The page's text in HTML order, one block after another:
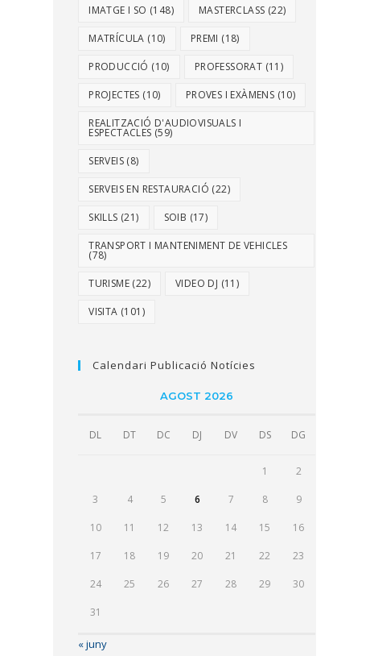
IMATGE I SO (148) MASTERCLASS (22)
MATRÍCULA (10) PREMI (18)
PRODUCCIÓ (10) PROFESSORAT (11)
PROJECTES (10) PROVES I EXÀMENS (10)
REALITZACIÓ D'AUDIOVISUALS I
ESPECTACLES (59)
SERVEIS (8)
SERVEIS EN RESTAURACIÓ (22)
SKILLS (21) SOIB (17)
TRANSPORT I MANTENIMENT DE VEHICLES
(78)
TURISME (22) VIDEO DJ (11)
VISITA (101)
Calendari Publicació Notícies
AGOST 2026
DL DT DC DJ DV DS DG
1 2
3 4 5 6 7 8 9
10 11 12 13 14 15 16
17 18 19 20 21 22 23
24 25 26 27 28 29 30
31
« juny